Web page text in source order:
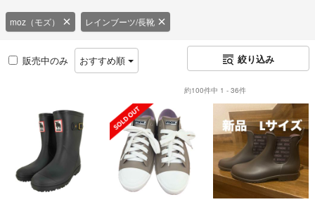
moz（モズ） レインブーツ/長靴
販売中のみ おすすめ順 絞り込み
約100件中 1 - 36件